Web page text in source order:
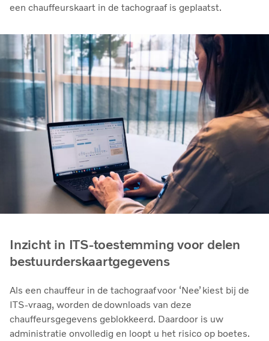
een chauffeurskaart in de tachograaf is geplaatst.
Inzicht in ITS-toestemming voor delen
bestuurderskaartgegevens
Als een chauffeur in de tachograaf voor ‘Nee’ kiest bij de
ITS-vraag, worden de downloads van deze
chauffeursgegevens geblokkeerd. Daardoor is uw
administratie onvolledig en loopt u het risico op boetes.